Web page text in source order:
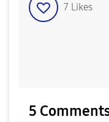
7 Likes
5